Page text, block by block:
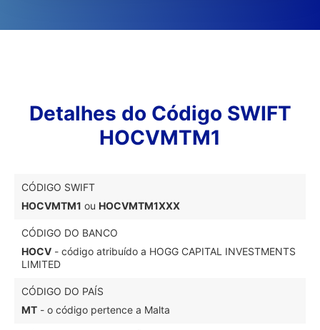
Detalhes do Código SWIFT
HOCVMTM1
CÓDIGO SWIFT
HOCVMTM1 ou HOCVMTM1XXX
CÓDIGO DO BANCO
HOCV - código atribuído a HOGG CAPITAL INVESTMENTS
LIMITED
CÓDIGO DO PAÍS
MT - o código pertence a Malta